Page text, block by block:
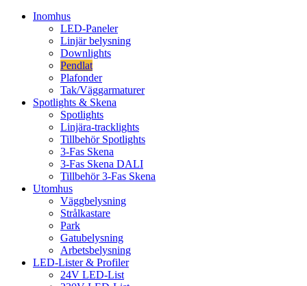
Inomhus
LED-Paneler
Linjär belysning
Downlights
Pendlat
Plafonder
Tak/Väggarmaturer
Spotlights & Skena
Spotlights
Linjära-tracklights
Tillbehör Spotlights
3-Fas Skena
3-Fas Skena DALI
Tillbehör 3-Fas Skena
Utomhus
Väggbelysning
Strålkastare
Park
Gatubelysning
Arbetsbelysning
LED-Lister & Profiler
24V LED-List